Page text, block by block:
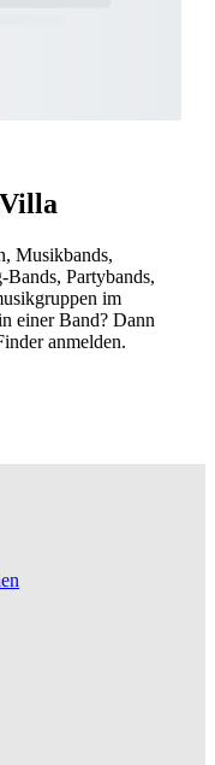
Musikbands,
Partybands,
im
einer Band? Dann
anmelden.